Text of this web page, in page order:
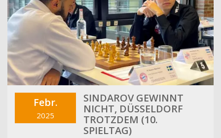
Febr.
2025
SINDAROV GEWINNT
NICHT, DÜSSELDORF
TROTZDEM (10.
SPIELTAG)